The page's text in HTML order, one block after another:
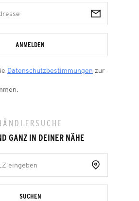
ANMELDEN
Datenschutzbestimmungen zur
GANZ IN DEINER NÄHE
SUCHEN